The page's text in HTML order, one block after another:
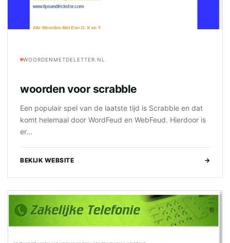
WOORDENMETDELETTER.NL
woorden voor scrabble
Een populair spel van de laatste tijd is Scrabble en dat
komt helemaal door WordFeud en WebFeud. Hierdoor is
er...
BEKIJK WEBSITE →